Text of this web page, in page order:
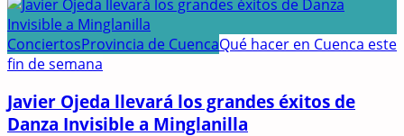
ConciertosProvincia de CuencaQué hacer en Cuenca este
fin de semana
Javier Ojeda llevará los grandes éxitos de
Danza Invisible a Minglanilla